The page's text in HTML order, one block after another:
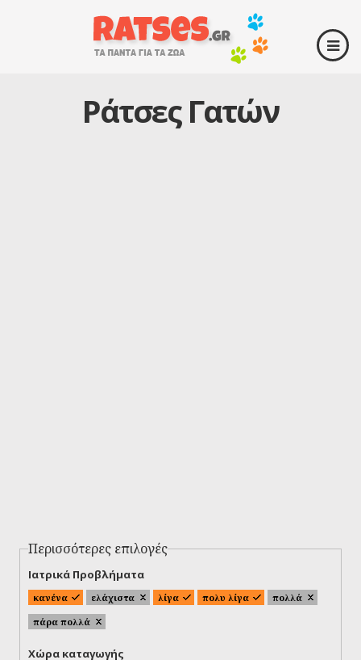
Ράτσες Γατών
Περισσότερες επιλογές
Ιατρικά Προβλήματα
κανένα ελάχιστα λίγα πολυ λίγα
πολλά
πάρα πολλά
Χώρα καταγωγής